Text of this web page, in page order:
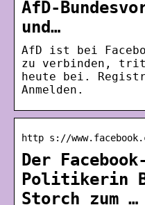
AfD-
und…
AfD ist bei
zu verbinden, tritt
heute bei.
Anmelden.
http s://
Der
Politikerin
Storch zum …